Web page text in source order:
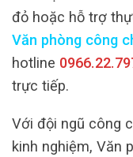
đỏ hoặc hỗ trợ
Văn phòng công
hotline
trực tiếp.
Với đội ngũ công
kinh nghiệm, Văn